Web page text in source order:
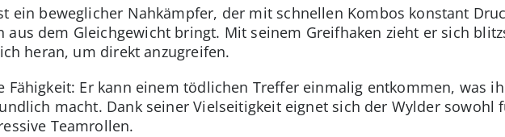
ein beweglicher Nahkämpfer, der mit schnellen Kombos konstant
aus dem Gleichgewicht bringt. Mit seinem Greifhaken zieht er sich
heran, um direkt anzugreifen.
Fähigkeit: Er kann einem tödlichen Treffer einmalig entkommen, was
macht. Dank seiner Vielseitigkeit eignet sich der Wylder sowohl
Teamrollen.